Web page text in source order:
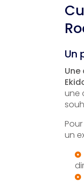
Un
une
un